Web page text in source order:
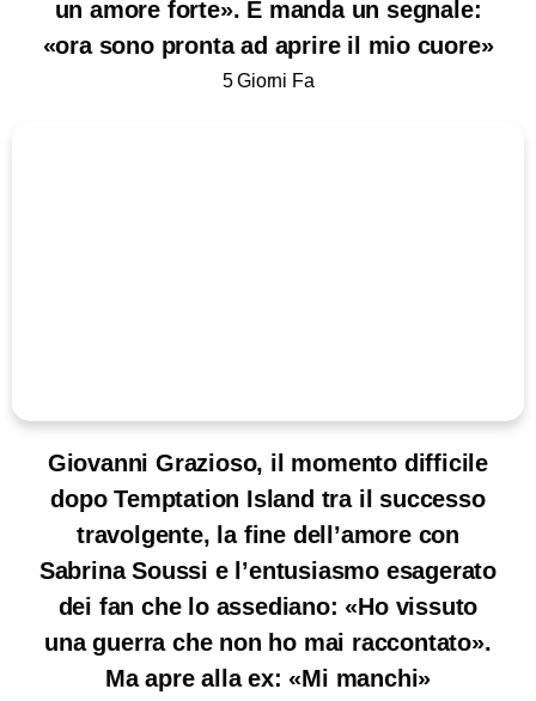
un amore forte». E manda un segnale:
«ora sono pronta ad aprire il mio cuore»
5 Giorni Fa
Giovanni Grazioso, il momento difficile
dopo Temptation Island tra il successo
travolgente, la fine dell’amore con
Sabrina Soussi e l’entusiasmo esagerato
dei fan che lo assediano: «Ho vissuto
una guerra che non ho mai raccontato».
Ma apre alla ex: «Mi manchi»